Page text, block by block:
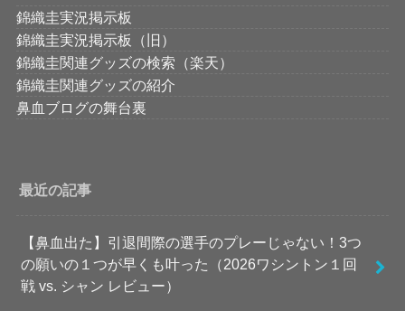
錦織圭実況掲示板
錦織圭実況掲示板（旧）
錦織圭関連グッズの検索（楽天）
錦織圭関連グッズの紹介
鼻血ブログの舞台裏
最近の記事
【鼻血出た】引退間際の選手のプレーじゃない！3つ
の願いの１つが早くも叶った（2026ワシントン１回
戦 vs. シャン レビュー）